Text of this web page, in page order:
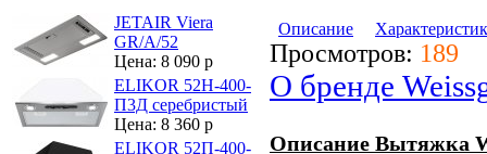
JETAIR Viera
GR/A/52
Цена: 8 090 р
ELIKOR 52Н-400-
П3Д серебристый
Цена: 8 360 р
ELIKOR 52П-400-
Описание
Просмотров: 189
О бренде
Описание Вытяжка